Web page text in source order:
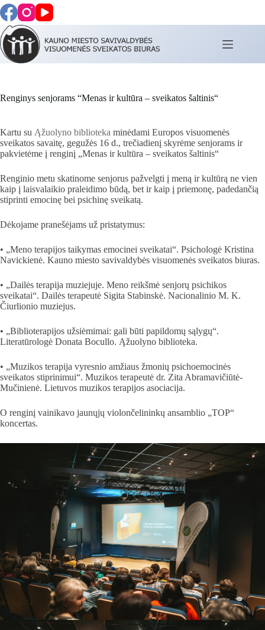
Skip
to
content
Renginys senjorams “Menas ir kultūra – sveikatos šaltinis“
Kartu su Ąžuolyno biblioteka minėdami Europos visuomenės
sveikatos savaitę, gegužės 16 d., trečiadienį skyrėme senjorams ir
pakvietėme į renginį „Menas ir kultūra – sveikatos šaltinis“
Renginio metu skatinome senjorus pažvelgti į meną ir kultūrą ne vien
kaip į laisvalaikio praleidimo būdą, bet ir kaip į priemonę, padedančią
stiprinti emocinę bei psichinę sveikatą.
Dėkojame pranešėjams už pristatymus:
• „Meno terapijos taikymas emocinei sveikatai“. Psichologė Kristina
Navickienė. Kauno miesto savivaldybės visuomenės sveikatos biuras.
• „Dailės terapija muziejuje. Meno reikšmė senjorų psichikos
sveikatai“. Dailės terapeutė Sigita Stabinskė. Nacionalinio M. K.
Čiurlionio muziejus.
• „Biblioterapijos užsiėmimai: gali būti papildomų sąlygų“.
Literatūrologė Donata Bocullo. Ąžuolyno biblioteka.
• „Muzikos terapija vyresnio amžiaus žmonių psichoemocinės
sveikatos stiprinimui“. Muzikos terapeutė dr. Zita Abramavičiūtė-
Mučinienė. Lietuvos muzikos terapijos asociacija.
O renginį vainikavo jaunųjų violončelininkų ansamblio „TOP“
koncertas.